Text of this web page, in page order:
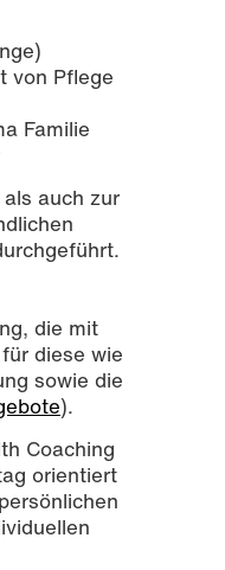
von Pflege
Familie
auch zur
die mit
diese wie
sowie die
).
Coaching
orientiert